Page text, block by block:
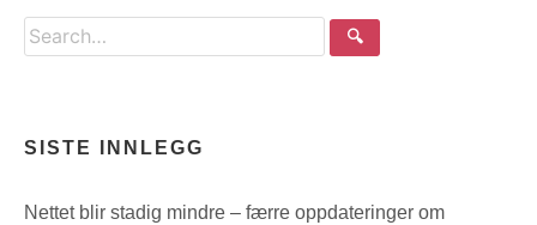
Search
the
🔍
SISTE INNLEGG
Nettet blir stadig mindre – færre oppdateringer om